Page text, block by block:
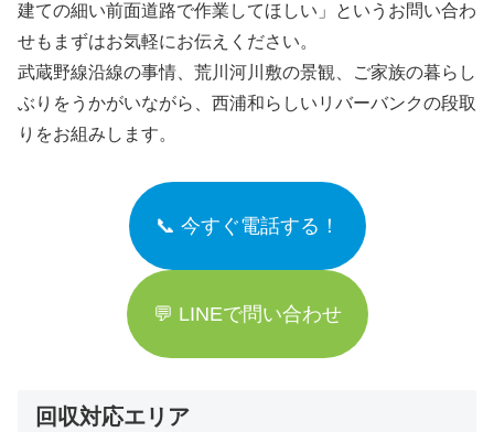
建ての細い前面道路で作業してほしい」というお問い合わ
せもまずはお気軽にお伝えください。
武蔵野線沿線の事情、荒川河川敷の景観、ご家族の暮らし
ぶりをうかがいながら、西浦和らしいリバーバンクの段取
りをお組みします。
📞 今すぐ電話する！
💬 LINEで問い合わせ
回収対応エリア